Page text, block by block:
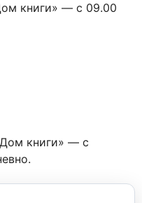
книги» — с 09.00
книги» — с